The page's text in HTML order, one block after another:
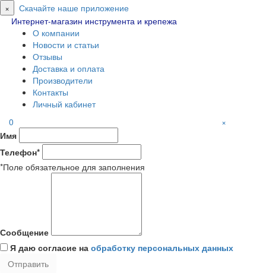
× Скачайте наше приложение
Интернет-магазин инструмента и крепежа
О компании
Новости и статьи
Отзывы
Доставка и оплата
Производители
Контакты
Личный кабинет
0
×
Имя
Телефон*
*Поле обязательное для заполнения
Сообщение
Я даю согласие на обработку персональных данных